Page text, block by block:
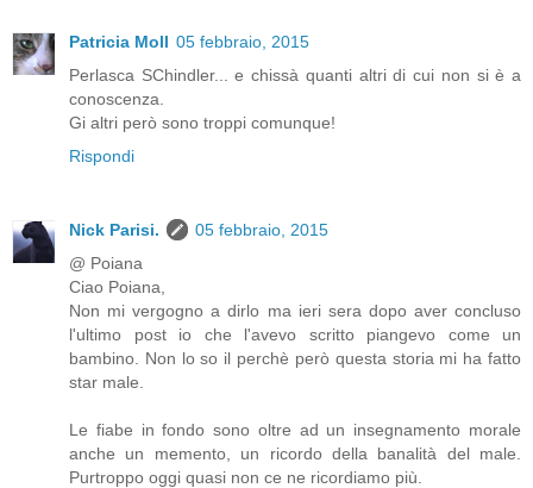
Patricia Moll 05 febbraio, 2015
Perlasca SChindler... e chissà quanti altri di cui non si è a
conoscenza.
Gi altri però sono troppi comunque!
Rispondi
Nick Parisi.
05 febbraio, 2015
@ Poiana
Ciao Poiana,
Non mi vergogno a dirlo ma ieri sera dopo aver concluso
l'ultimo post io che l'avevo scritto piangevo come un
bambino. Non lo so il perchè però questa storia mi ha fatto
star male.
Le fiabe in fondo sono oltre ad un insegnamento morale
anche un memento, un ricordo della banalità del male.
Purtroppo oggi quasi non ce ne ricordiamo più.